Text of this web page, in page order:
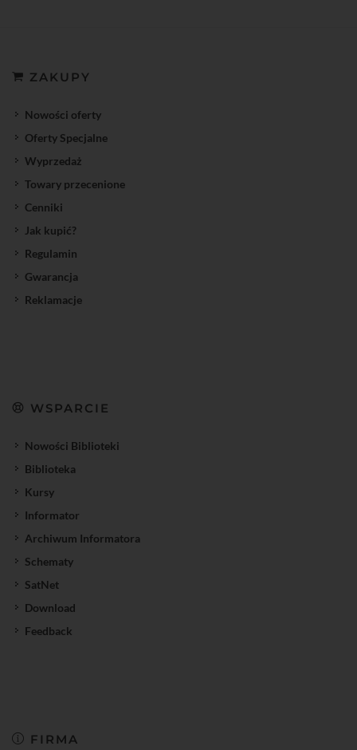
ZAKUPY
Nowości oferty
Oferty Specjalne
Wyprzedaż
Towary przecenione
Cenniki
Jak kupić?
Regulamin
Gwarancja
Reklamacje
WSPARCIE
Nowości Biblioteki
Biblioteka
Kursy
Informator
Archiwum Informatora
Schematy
SatNet
Download
Feedback
FIRMA